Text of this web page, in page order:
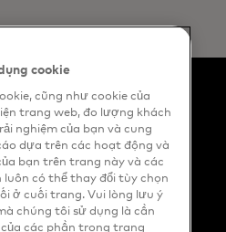
cookie
cũng như cookie của
trang web, đo lượng khách
nghiệm của bạn và cung
dựa trên các hoạt động và
bạn trên trang này và các
luôn có thể thay đổi tùy chọn
ở cuối trang. Vui lòng lưu ý
chúng tôi sử dụng là cần
các phần trong trang